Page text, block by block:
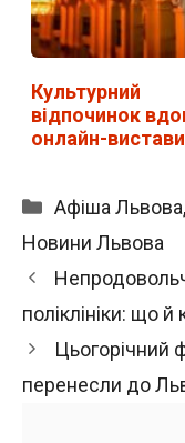
Культурний
відпочинок
онлайн-
Категорії
Афіша Львова,
Новини Львова
поліклініки: що
Цьогорічний
перенесли до